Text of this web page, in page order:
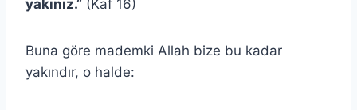
yakınız.” (Kaf 16)
Buna göre mademki Allah bize bu kadar
yakındır, o halde: